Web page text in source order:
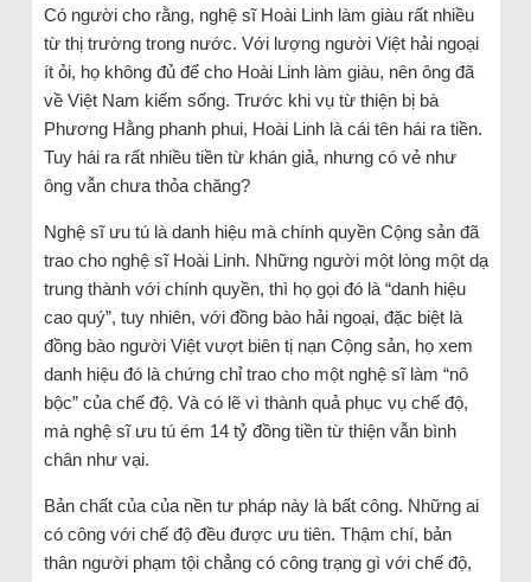
Có người cho rằng, nghệ sĩ Hoài Linh làm giàu rất nhiều
từ thị trường trong nước. Với lượng người Việt hải ngoại
ít ỏi, họ không đủ để cho Hoài Linh làm giàu, nên ông đã
về Việt Nam kiếm sống. Trước khi vụ từ thiện bị bà
Phương Hằng phanh phui, Hoài Linh là cái tên hái ra tiền.
Tuy hái ra rất nhiều tiền từ khán giả, nhưng có vẻ như
ông vẫn chưa thỏa chăng?
Nghệ sĩ ưu tú là danh hiệu mà chính quyền Cộng sản đã
trao cho nghệ sĩ Hoài Linh. Những người một lòng một dạ
trung thành với chính quyền, thì họ gọi đó là “danh hiệu
cao quý”, tuy nhiên, với đồng bào hải ngoại, đặc biệt là
đồng bào người Việt vượt biên tị nạn Cộng sản, họ xem
danh hiệu đó là chứng chỉ trao cho một nghệ sĩ làm “nô
bộc” của chế độ. Và có lẽ vì thành quả phục vụ chế độ,
mà nghệ sĩ ưu tú ém 14 tỷ đồng tiền từ thiện vẫn bình
chân như vại.
Bản chất của của nền tư pháp này là bất công. Những ai
có công với chế độ đều được ưu tiên. Thậm chí, bản
thân người phạm tội chẳng có công trạng gì với chế độ,